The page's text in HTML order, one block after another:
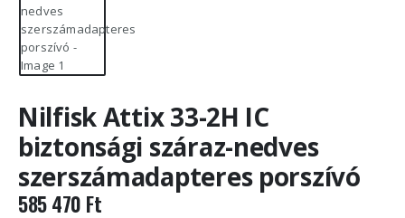
Nilfisk Attix 33-2H IC
biztonsági száraz-nedves
szerszámadapteres porszívó
585 470 Ft